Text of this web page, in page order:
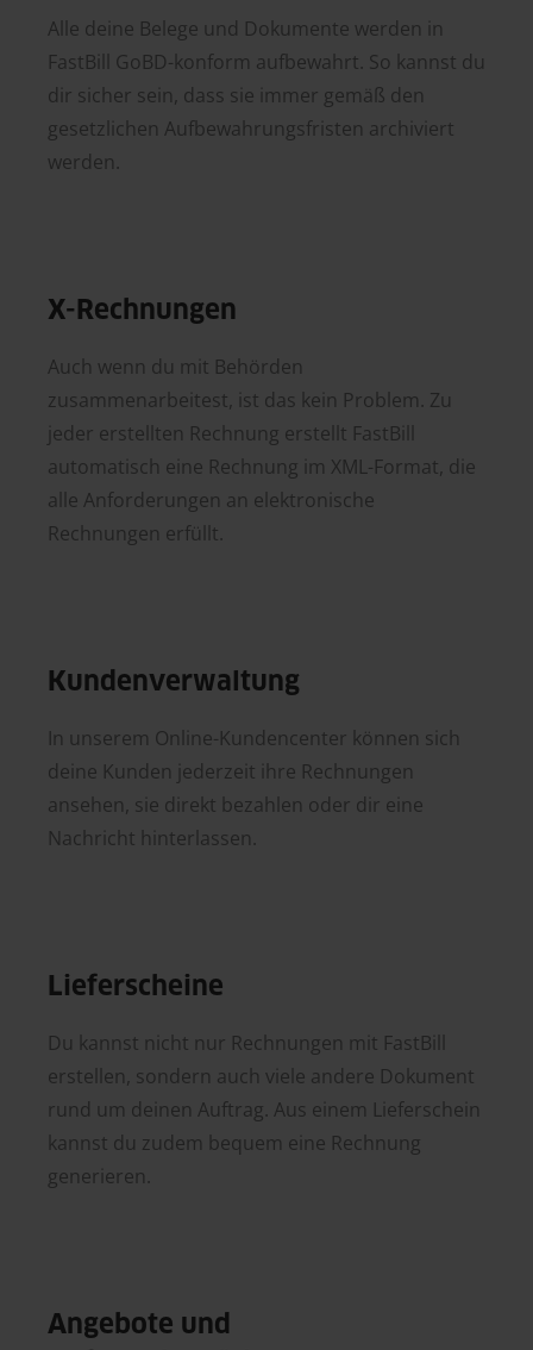
Alle deine Belege und Dokumente werden in
FastBill GoBD-konform aufbewahrt. So kannst du
dir sicher sein, dass sie immer gemäß den
gesetzlichen Aufbewahrungsfristen archiviert
werden.
X-Rechnungen
Auch wenn du mit Behörden
zusammenarbeitest, ist das kein Problem. Zu
jeder erstellten Rechnung erstellt FastBill
automatisch eine Rechnung im XML-Format, die
alle Anforderungen an elektronische
Rechnungen erfüllt.
Kundenverwaltung
In unserem Online-Kundencenter können sich
deine Kunden jederzeit ihre Rechnungen
ansehen, sie direkt bezahlen oder dir eine
Nachricht hinterlassen.
Lieferscheine
Du kannst nicht nur Rechnungen mit FastBill
erstellen, sondern auch viele andere Dokument
rund um deinen Auftrag. Aus einem Lieferschein
kannst du zudem bequem eine Rechnung
generieren.
Angebote und